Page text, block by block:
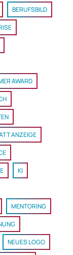
BERUFSBILD
AWARD
ANZEIGE
KI
MENTORING
NEUES LOGO